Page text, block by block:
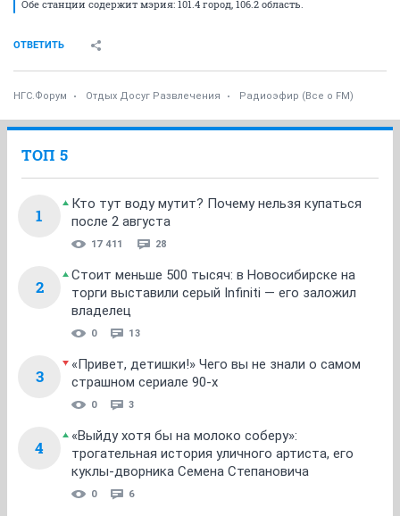
Обе станции содержит мэрия: 101.4 город, 106.2 область.
ОТВЕТИТЬ
НГС.Форум Отдых Досуг Развлечения Радиоэфир (Все о FM)
ТОП 5
1
Кто тут воду мутит? Почему нельзя купаться
после 2 августа
17 411 28
2
Стоит меньше 500 тысяч: в Новосибирске на
торги выставили серый Infiniti — его заложил
владелец
0 13
3
«Привет, детишки!» Чего вы не знали о самом
страшном сериале 90-х
0 3
4
«Выйду хотя бы на молоко соберу»:
трогательная история уличного артиста, его
куклы-дворника Семена Степановича
0 6